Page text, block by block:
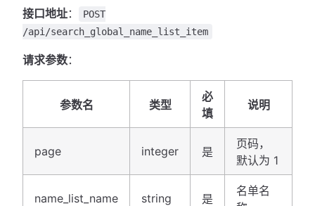
接口地址：
POST
/api/search_global_name_list_item
请求参数：
参数名 类型
必
填
说明
page integer 是
页码，
默认为 1
name_list_name string 是
名单名